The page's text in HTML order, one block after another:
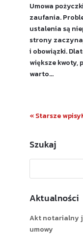
Umowa
zaufania.
ustalenia są
strony
i obowiązki.
większe kwoty,
warto...
« Starsze wpisy
Szukaj
Aktualności
Akt notarialny
umowy